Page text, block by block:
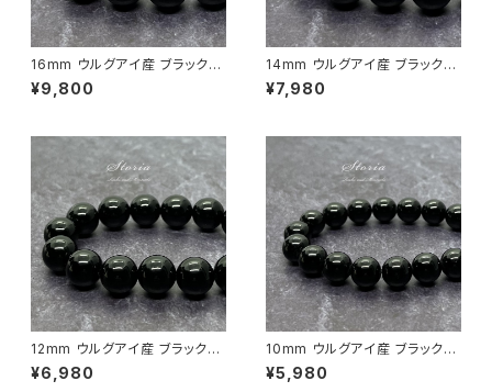
16mm ウルグアイ産 ブラックオ
ニキス（黒瑪瑙）ブレスレット
¥9,800
14mm ウルグアイ産 ブラックオ
ニキス（黒瑪瑙）ブレスレット
¥7,980
12mm ウルグアイ産 ブラックオ
ニキス（黒瑪瑙）ブレスレット
¥6,980
10mm ウルグアイ産 ブラックオ
ニキス（黒瑪瑙）ブレスレット
¥5,980